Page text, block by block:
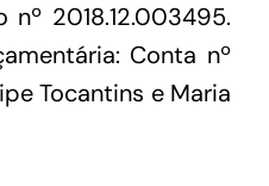
2018.12.003495.
Conta nº
Tocantins e Maria